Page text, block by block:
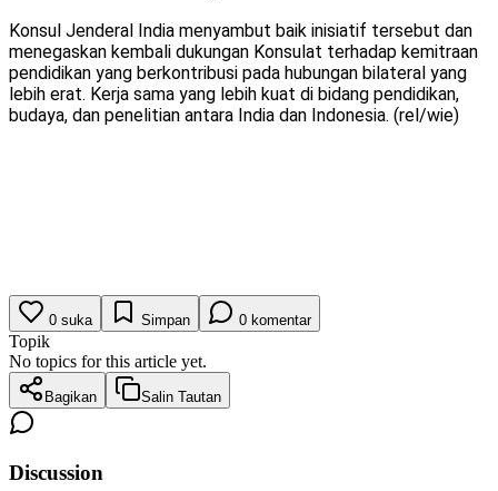
Konsul Jenderal India menyambut baik inisiatif tersebut dan
menegaskan kembali dukungan Konsulat terhadap kemitraan
pendidikan yang berkontribusi pada hubungan bilateral yang
lebih erat. Kerja sama yang lebih kuat di bidang pendidikan,
budaya, dan penelitian antara India dan Indonesia. (rel/wie)
0 suka Simpan 0 komentar
Topik
No topics for this article yet.
Bagikan Salin Tautan
Discussion